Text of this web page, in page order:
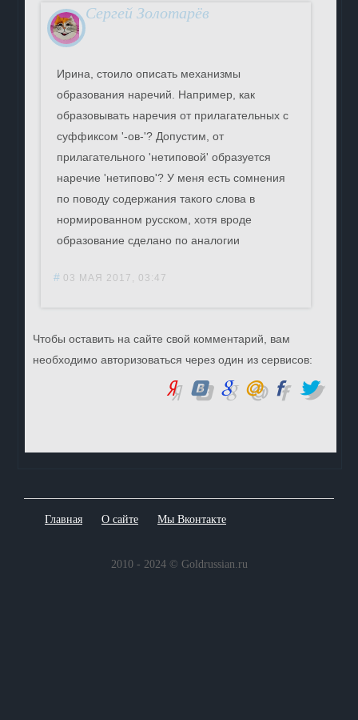
Сергей Золотарёв
Ирина, стоило описать механизмы
образования наречий. Например, как
образовывать наречия от прилагательных с
суффиксом '-ов-'? Допустим, от
прилагательного 'нетиповой' образуется
наречие 'нетипово'? У меня есть сомнения
по поводу содержания такого слова в
нормированном русском, хотя вроде
образование сделано по аналогии
# 03 МАЯ 2017, 03:47
Чтобы оставить на сайте свой комментарий, вам
необходимо авторизоваться через один из сервисов:
Главная О сайте Мы Вконтакте
2010 - 2024 © Goldrussian.ru